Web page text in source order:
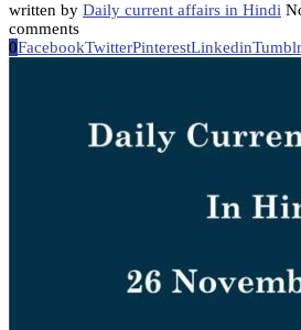
written by Daily current affairs in Hindi
comments
0FacebookTwitterPinterestLinkedinTumblr